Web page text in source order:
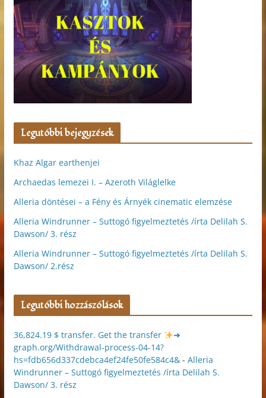
Legutóbbi bejegyzések
Khaz Algar earthenjei
Archaedas lemezei I. – Azeroth Világlelke
Alleria döntései – a Fény és Árnyék cinematic elemzése
Alleria Windrunner – Suttogó figyelmeztetés /írta Delilah S.
Dawson/ 3. rész
Alleria Windrunner – Suttogó figyelmeztetés /írta Delilah S.
Dawson/ 2.rész
Legutóbbi hozzászólások
36,824.19 $ transfer. Get the transfer
➜
graph.org/Withdrawal-process-04-14?
hs=fdb656d337cdebca4ef24fe50fe584c4&- Alleria
Windrunner – Suttogó figyelmeztetés /írta Delilah S.
Dawson/ 3. rész